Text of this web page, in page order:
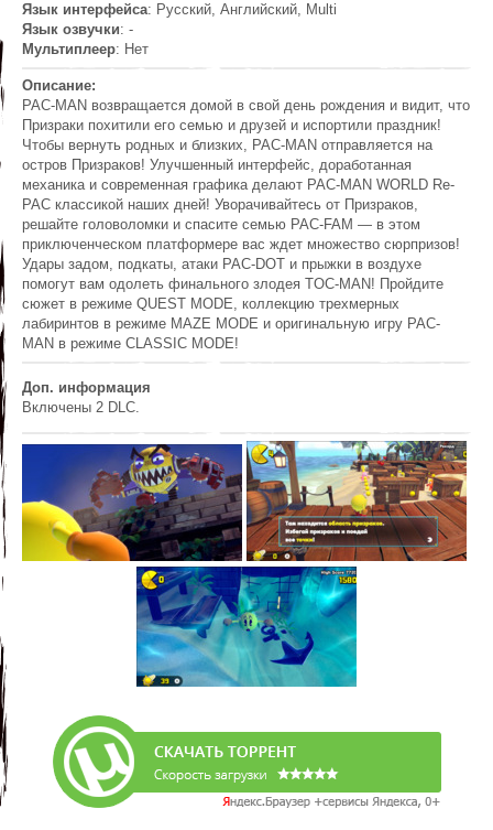
Язык интерфейса: Русский, Английский, Multi
Язык озвучки: -
Мультиплеер: Hет
Описание:
PAC-MAN возвращается домой в свой день рождения и видит, что
Призраки похитили его семью и друзей и испортили праздник!
Чтобы вернуть родных и близких, PAC-MAN отправляется на
остров Призраков! Улучшенный интерфейс, доработанная
механика и современная графика делают PAC-MAN WORLD Re-
PAC классикой наших дней! Уворачивайтесь от Призраков,
решайте головоломки и спасите семью PAC-FAM — в этом
приключенческом платформере вас ждет множество сюрпризов!
Удары задом, подкаты, атаки PAC-DOT и прыжки в воздухе
помогут вам одолеть финального злодея TOC-MAN! Пройдите
сюжет в режиме QUEST MODE, коллекцию трехмерных
лабиринтов в режиме MAZE MODE и оригинальную игру PAC-
MAN в режиме CLASSIC MODE!
Доп. информация
Включены 2 DLC.